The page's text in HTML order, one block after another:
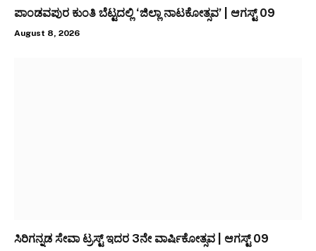
ಪಾಂಡವಪುರ ಕುಂತಿ ಬೆಟ್ಟದಲ್ಲಿ ‘ಜಿಲ್ಲಾ ನಾಟಕೋತ್ಸವ’ | ಆಗಸ್ಟ್ 09
August 8, 2026
ಸಿರಿಗನ್ನಡ ಸೇವಾ ಟ್ರಸ್ಟ್ ಇದರ 3ನೇ ವಾರ್ಷಿಕೋತ್ಸವ | ಆಗಸ್ಟ್ 09